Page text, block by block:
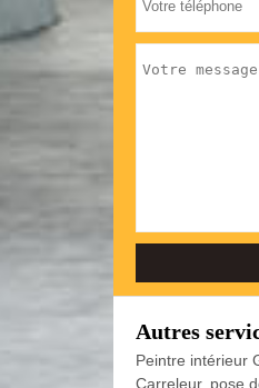
Autres
Peintre intérieur
Carreleur, pose